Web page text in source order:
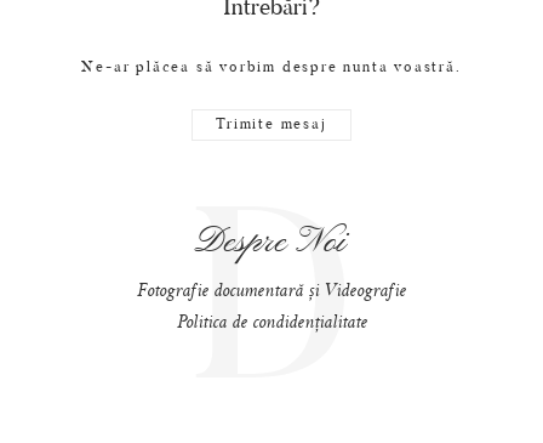
Întrebări?
Ne-ar plăcea să vorbim despre nunta voastră.
Trimite mesaj
Despre Noi
D
Fotografie documentară și Videografie
Politica de condidențialitate